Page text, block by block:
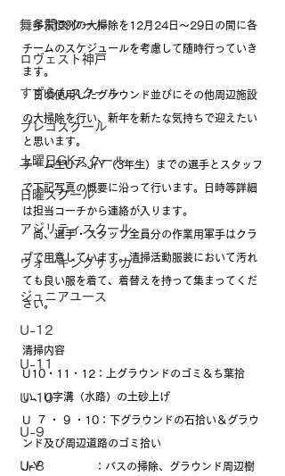
舞多聞スクール
ロヴェスト神戸
すずらんスクール
プレゴスクール
土曜日GKスクール
日曜スクール
アジリティスクール
ウォーキングサッカー
ジュニアユース
U-12
U-11
U-10
U-9
U-8
年末恒例の大掃除を12月24日～29日の間に各
チームのスケジュールを考慮して随時行っていき
ます。
日頃使用したグラウンド並びにその他周辺施設
の大掃除を行い、新年を新たな気持ちで迎えたい
と思います。
チーム生U7~JrY（3年生）までの選手とスタッフ
で下記写真の概要に沿って行います。日時等詳細
は担当コーチから連絡が入ります。
   尚、選手・スタッフ全員分の作業用軍手はクラ
ブで用意しています。清掃活動服装において汚れ
ても良い服を着て、着替えを持って集まってくだ
さい。
清掃内容
U10・11・12：上グラウンドのゴミ＆ち葉拾
い、U字溝（水路）の土砂上げ
U  7 ・ 9 ・10：下グラウンドの石拾い＆グラウ
ンド及び周辺道路のゴミ拾い
JrY　　　　　：バスの掃除、グラウンド周辺樹